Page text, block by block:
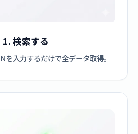
1. 検索する
を入力するだけで全データ取得。